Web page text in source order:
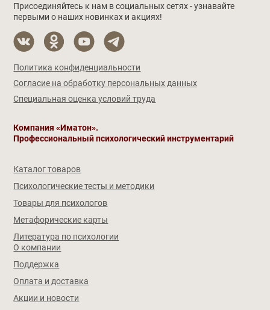
Присоединяйтесь к нам в социальных сетях - узнавайте
первыми о наших новинках и акциях!
Политика конфиденциальности
Согласие на обработку персональных данных
Специальная оценка условий труда
Компания «Иматон».
Профессиональный психологический инструментарий
Каталог товаров
Психологические тесты и методики
Товары для психологов
Метафорические карты
Литература по психологии
О компании
Поддержка
Оплата и доставка
Акции и новости